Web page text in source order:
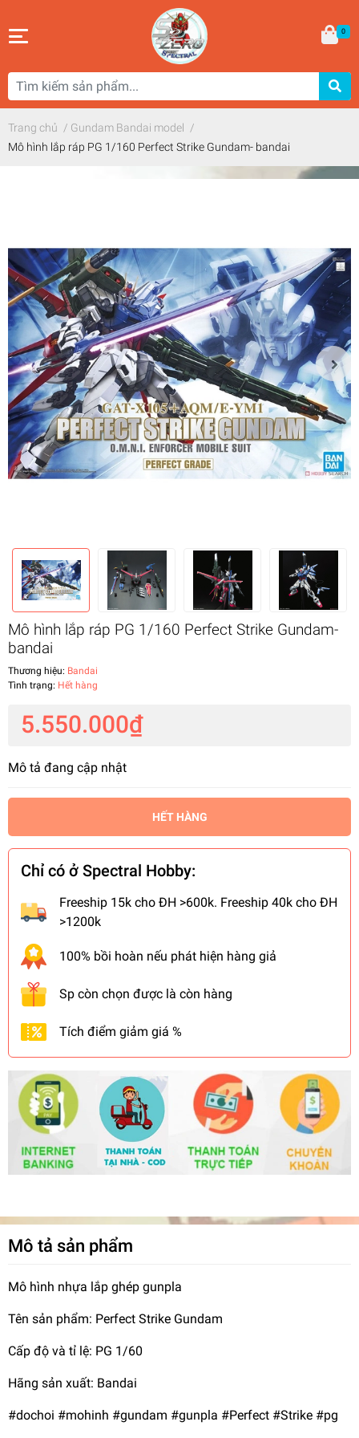
0
Trang chủ / Gundam Bandai model /
Mô hình lắp ráp PG 1/160 Perfect Strike Gundam- bandai
Mô hình lắp ráp PG 1/160 Perfect Strike Gundam-
bandai
Thương hiệu: Bandai
Tình trạng: Hết hàng
5.550.000₫
Mô tả đang cập nhật
HẾT HÀNG
Chỉ có ở Spectral Hobby:
Freeship 15k cho ĐH >600k. Freeship 40k cho ĐH
>1200k
100% bồi hoàn nếu phát hiện hàng giả
Sp còn chọn được là còn hàng
Tích điểm giảm giá %
Mô tả sản phẩm
Mô hình nhựa lắp ghép gunpla
Tên sản phẩm: Perfect Strike Gundam
Cấp độ và tỉ lệ: PG 1/60
Hãng sản xuất: Bandai
#dochoi #mohinh #gundam #gunpla #Perfect #Strike #pg